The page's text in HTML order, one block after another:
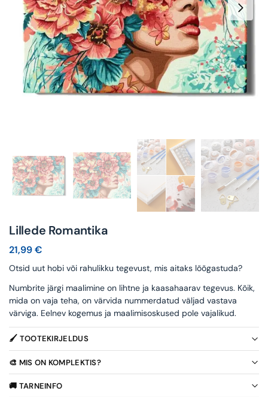
Lillede Romantika
21,99€
Otsid uut hobi või rahulikku tegevust, mis aitaks lõõgastuda?
Numbrite järgi maalimine on lihtne ja kaasahaarav tegevus. Kõik,
mida on vaja teha, on värvida nummerdatud väljad vastava
värviga. Eelnev kogemus ja maalimisoskused pole vajalikud.
🖌️ TOOTEKIRJELDUS
🎨 MIS ON KOMPLEKTIS?
🚚 TARNEINFO